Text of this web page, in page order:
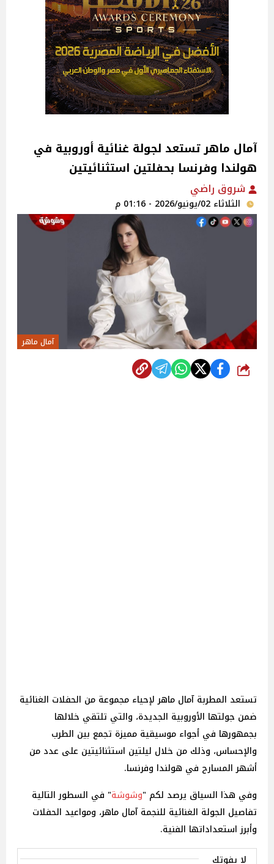
آمال ماهر تستعد لجولة غنائية أوروبية في
هولندا وفرنسا بحفلتين استثنائيتين
شروق راضي
الثلاثاء 02/يونيو/2026 - 01:16 م
آمال ماهر
شارك
تستعد المطربة آمال ماهر لإحياء مجموعة من الحفلات الغنائية
ضمن جولتها الأوروبية الجديدة، والتي تلتقي خلالها
بجمهورها في أجواء موسيقية مميزة تجمع بين الطرب
والإحساس، وذلك من خلال ليلتين استثنائيتين على عدد من
أشهر المسارح في هولندا وفرنسا.
وفي هذا السياق يرصد لكم "وشوشة" في السطور التالية
تفاصيل الجولة الغنائية للنجمة آمال ماهر، ومواعيد الحفلات
وأبرز استعداداتها الفنية.
لا يفوتك